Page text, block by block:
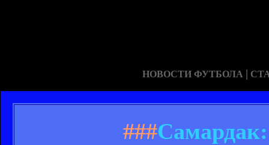
НОВОСТИ ФУТБОЛА |
###